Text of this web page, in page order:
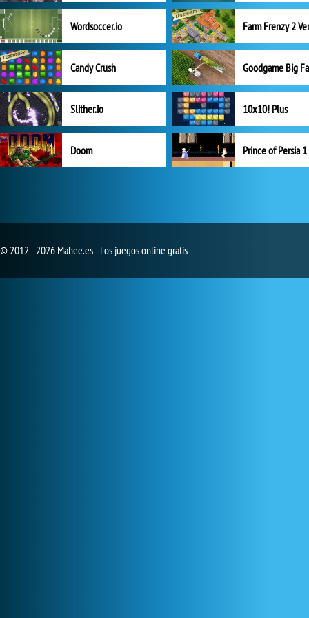
Wordsoccer.io
Candy Crush Goodgame Big
Slither.io 10x10! Plus
Doom Prince of Persia 1
© 2012 - 2026 Mahee.es - Los juegos online gratis